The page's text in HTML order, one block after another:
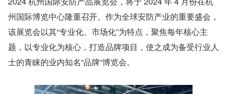
州国际博览中心隆重召开。作为全球安防产业的重要盛会，
该展览会以其“专业化、市场化”为特点，聚焦每年核心主
题，以专业化为核心，打造品牌项目，使之成为备受行业人
士的青睐的业内知名“品牌“博览会。